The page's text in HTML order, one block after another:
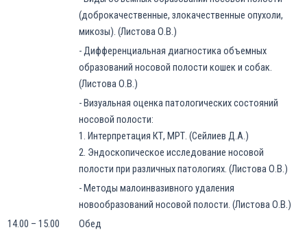
(доброкачественные, злокачественные опухоли,
микозы). (Листова О.В.)
- Дифференциальная диагностика объемных
образований носовой полости кошек и собак.
(Листова О.В.)
- Визуальная оценка патологических состояний
носовой полости:
1. Интерпретация КТ, МРТ. (Сейлиев Д.А.)
2. Эндоскопическое исследование носовой
полости при различных патологиях. (Листова О.В.)
- Методы малоинвазивного удаления
новообразований носовой полости. (Листова О.В.)
14.00 – 15.00
Обед